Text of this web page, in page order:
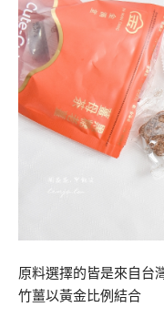
原料選擇的皆是來自台
竹薑以黃金比例結合